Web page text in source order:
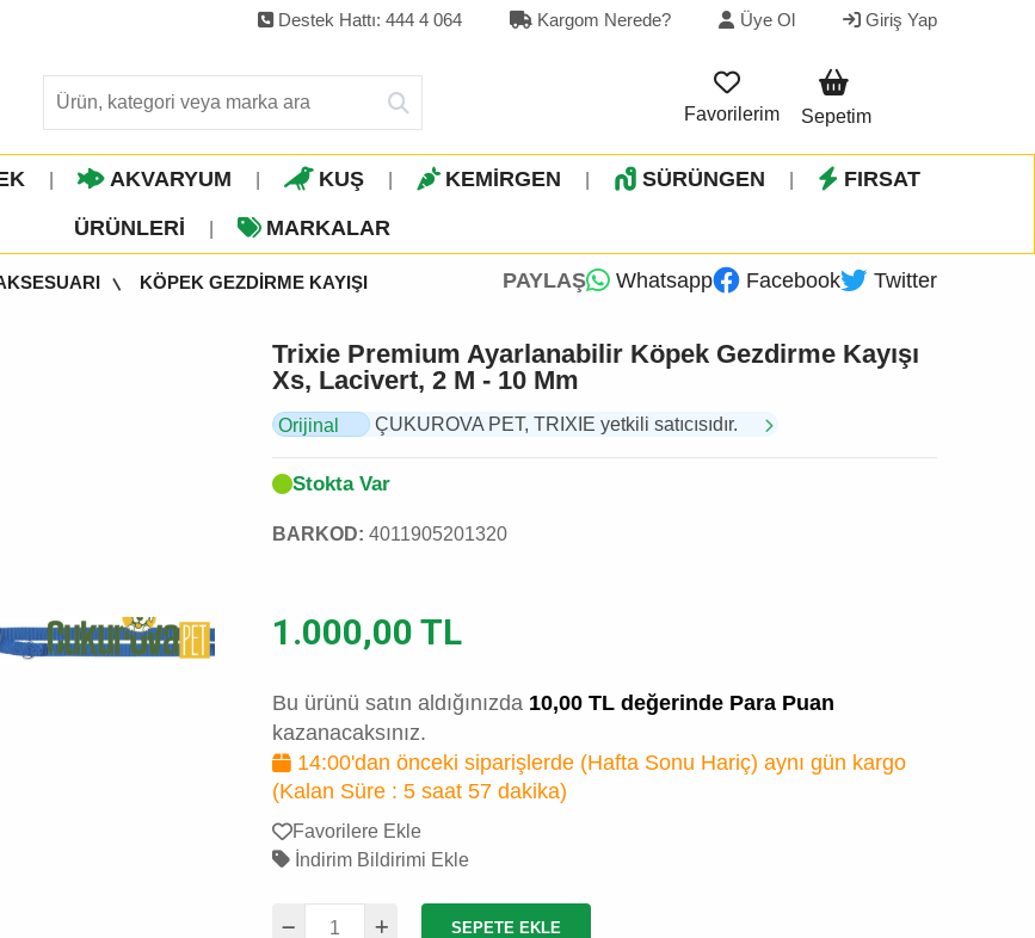
Destek Hattı: 444 4 064 Kargom Nerede? Üye Ol Giriş Yap
Favorilerim Sepetim
AKVARYUM KUŞ KEMİRGEN SÜRÜNGEN FIRSAT
ÜRÜNLERI MARKALAR
KÖPEK GEZDİRME KAYIŞI PAYLAŞ Whatsapp Facebook Twitter
Trixie Premium Ayarlanabilir Köpek Gezdirme Kayışı
Xs, Lacivert, 2 M - 10 Mm
Orijinal
ÇUKUROVA PET, TRIXIE yetkili satıcısıdır.
Stokta Var
BARKOD: 4011905201320
1.000,00 TL
Bu ürünü satın aldığınızda 10,00 TL değerinde Para Puan
kazanacaksınız.
14:00'dan önceki siparişlerde (Hafta Sonu Hariç) aynı gün kargo
(Kalan Süre : 5 saat 57 dakika)
Favorilere Ekle
İndirim Bildirimi Ekle
SEPETE EKLE